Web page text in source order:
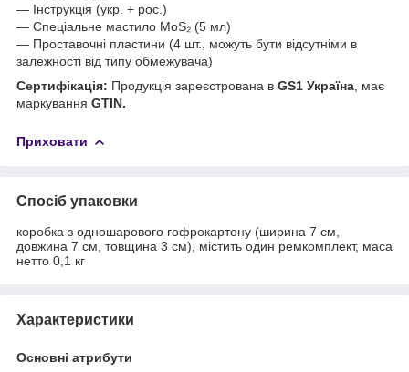
— Інструкція (укр. + рос.)
— Спеціальне мастило MoS₂ (5 мл)
— Проставочні пластини (4 шт., можуть бути відсутніми в
залежності від типу обмежувача)
Сертифікація: Продукція зареєстрована в GS1 Україна , має
маркування GTIN.
Приховати
Спосіб упаковки
коробка з одношарового гофрокартону (ширина 7 см,
довжина 7 см, товщина 3 см), містить один ремкомплект, маса
нетто 0,1 кг
Характеристики
Основні атрибути